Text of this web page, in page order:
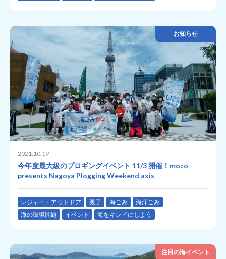
お知らせ
2021.10.19
今年度最大級のプロギングイベント 11/3 開催！mozo
presents Nagoya Plogging Weekend axis
レジャー・アウトドア 親子 海ごみ
海洋ごみ
海の環境問題
イベント 海をキレイにしよう
注目の海イベント